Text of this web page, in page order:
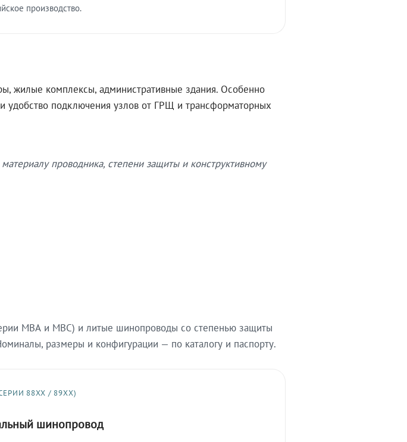
производство.
жилые комплексы, административные здания. Особенно
удобство подключения узлов от ГРЩ и трансформаторных
проводника, степени защиты и конструктивному
МВА и МВС) и литые шинопроводы со степенью защиты
размеры и конфигурации — по каталогу и паспорту.
88XX / 89XX)
шинопровод